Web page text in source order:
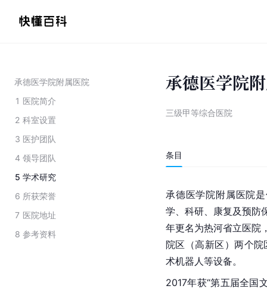
承德医学院附属医院
1 医院简介
2 科室设置
3 医护团队
4 领导团队
5 学术研究
6 所获荣誉
7 医院地址
8 参考资料
承德医学院
三级甲等综合医院
条目
承德医学院附属医院
学、科研、康复及预防
年更名为热河省立医院
院区（高新区）两个
术机器人等设备。
2017年获“第五届全国